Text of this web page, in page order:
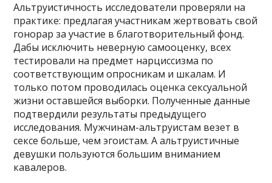
Альтруистичность исследователи проверяли на
практике: предлагая участникам жертвовать свой
гонорар за участие в благотворительный фонд.
Дабы исключить неверную самооценку, всех
тестировали на предмет нарциссизма по
соответствующим опросникам и шкалам. И
только потом проводилась оценка сексуальной
жизни оставшейся выборки. Полученные данные
подтвердили результаты предыдущего
исследования. Мужчинам-альтруистам везет в
сексе больше, чем эгоистам. А альтруистичные
девушки пользуются большим вниманием
кавалеров.